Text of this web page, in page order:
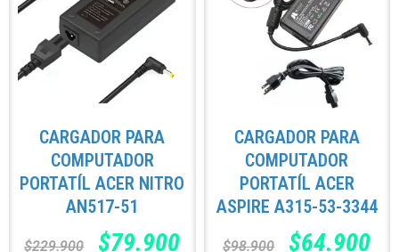
CARGADOR PARA
COMPUTADOR
PORTATÍL ACER NITRO
AN517-51
$229.900 $79.900
CARGADOR PARA
COMPUTADOR
PORTATÍL ACER
ASPIRE A315-53-3344
$98.900 $64.900